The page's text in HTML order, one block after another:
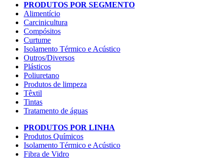
PRODUTOS POR SEGMENTO
Alimentício
Carcinicultura
Compósitos
Curtume
Isolamento Térmico e Acústico
Outros/Diversos
Plásticos
Poliuretano
Produtos de limpeza
Têxtil
Tintas
Tratamento de águas
PRODUTOS POR LINHA
Produtos Químicos
Isolamento Térmico e Acústico
Fibra de Vidro